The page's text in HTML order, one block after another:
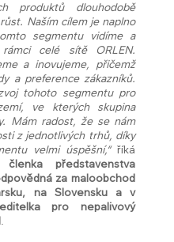
produktů dlouhodobě
Naším cílem je naplno
segmentu vidíme a
celé sítě ORLEN.
a inovujeme, přičemž
a preference zákazníků.
tohoto segmentu pro
ve kterých skupina
Mám radost, že se nám
z jednotlivých trhů, díky
velmi úspěšní,“říká
členka představenstva
za maloobchod
na Slovensku a v
pro nepalivový